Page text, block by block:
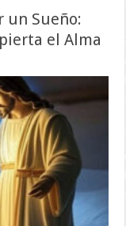
un Sueño:
el Alma